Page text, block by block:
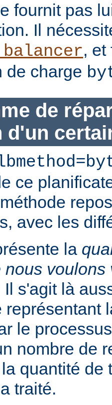
fournit pas
Il
, et
de charge
de
d'un
ce
avec les
la
nous
Il s'agit là
représentant
le
nombre de
quantité de
traité.